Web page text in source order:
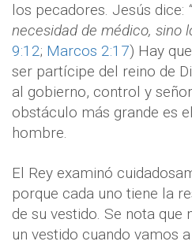
los pecadores. Jesús dice:
necesidad de médico, sino
9:12; Marcos 2:17) Hay
ser partícipe del reino de
al gobierno, control y
obstáculo más grande es
hombre.
El Rey examinó
porque cada uno tiene la
de su vestido. Se nota
un vestido cuando vamos